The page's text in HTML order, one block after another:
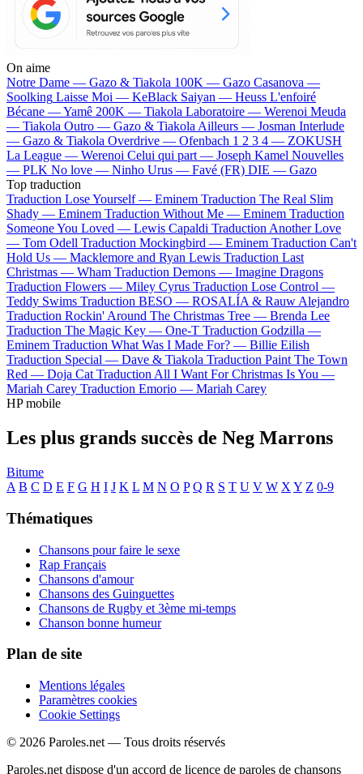
On aime
Notre Dame — Gazo & Tiakola 100K — Gazo Casanova —
Soolking Laisse Moi — KeBlack Saiyan — Heuss L'enfoiré
Bécane —Yamê 200K — Tiakola Laboratoire — Werenoi Meuda
— Tiakola Outro — Gazo & TiakolaAilleurs — Josman Interlude
— Gazo & Tiakola Overdrive — Ofenbach 1 2 3 4 — ZOKUSH
La League — Werenoi Celui qui part — Joseph Kamel Nouvelles
— PLK No love — Ninho Urus — Favé (FR) DIE — Gazo
Top traduction
Traduction Lose Yourself — Eminem Traduction The Real Slim
Shady — Eminem Traduction Without Me — Eminem Traduction
Someone You Loved — Lewis Capaldi Traduction Another Love
— Tom Odell Traduction Mockingbird — Eminem Traduction Can't
Hold Us — Macklemore and Ryan Lewis Traduction Last
Christmas — Wham Traduction Demons — Imagine Dragons
Traduction Flowers — Miley Cyrus Traduction Lose Control —
Teddy Swims Traduction BESO — ROSALÍA & Rauw Alejandro
Traduction Rockin' Around The Christmas Tree — Brenda Lee
Traduction The Magic Key — One-T Traduction Godzilla —
Eminem Traduction What Was I Made For? — Billie Eilish
Traduction Special — Dave & Tiakola Traduction Paint The Town
Red — Doja Cat Traduction All I Want For Christmas Is You —
Mariah Carey Traduction Emorio — Mariah Carey
HP mobile
Les plus grands succès de Neg Marrons
Bitume
A B C D E F G H I J K L M N O P Q R S T U V W X Y Z 0-9
Thématiques
Chansons pour faire le sexe
Rap Français
Chansons d'amour
Chansons des Guinguettes
Chansons de Rugby et 3ème mi-temps
Chanson bonne humeur
Plan de site
Mentions légales
Paramètres cookies
Cookie Settings
© 2026 Paroles.net — Tous droits réservés
Paroles.net dispose d'un accord de licence de paroles de chansons